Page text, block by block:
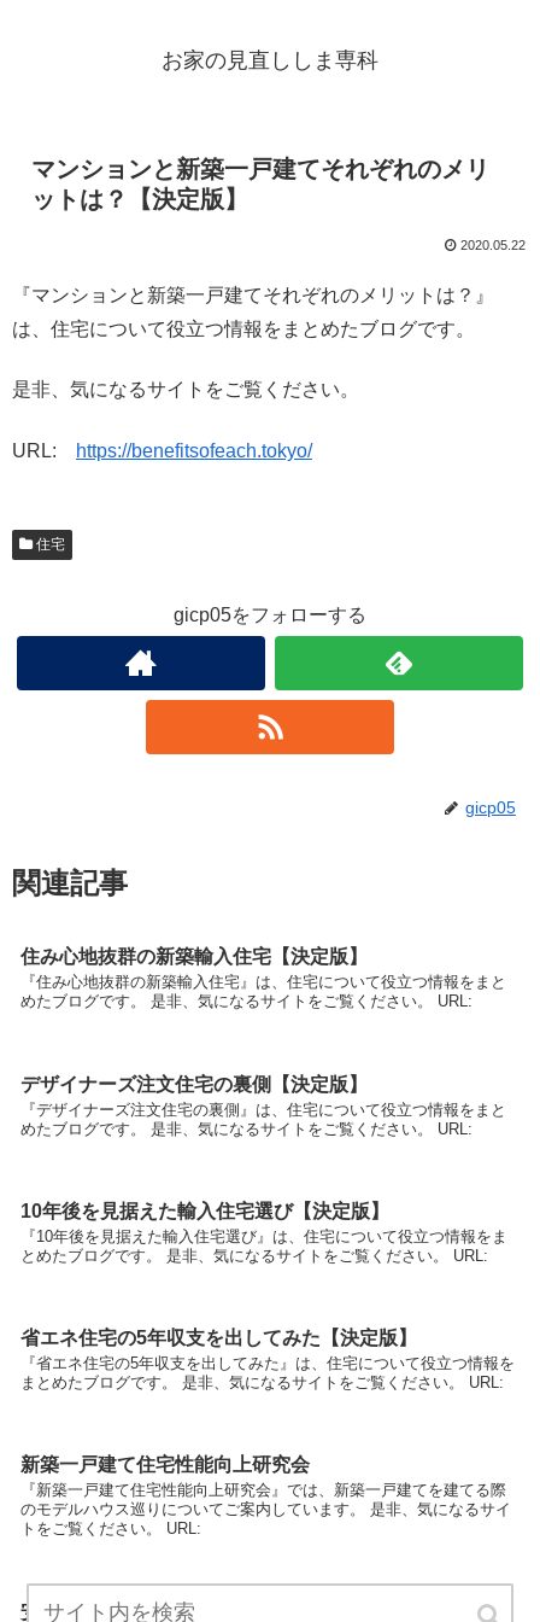
お家の見直ししま専科
マンションと新築一戸建てそれぞれのメリ
ットは？【決定版】
2020.05.22
『マンションと新築一戸建てそれぞれのメリットは？』
は、住宅について役立つ情報をまとめたブログです。
是非、気になるサイトをご覧ください。
URL: https://benefitsofeach.tokyo/
住宅
gicp05をフォローする
gicp05
関連記事
住み心地抜群の新築輸入住宅【決定版】
『住み心地抜群の新築輸入住宅』は、住宅について役立つ情報をまと
めたブログです。 是非、気になるサイトをご覧ください。 URL:
デザイナーズ注文住宅の裏側【決定版】
『デザイナーズ注文住宅の裏側』は、住宅について役立つ情報をまと
めたブログです。 是非、気になるサイトをご覧ください。 URL:
10年後を見据えた輸入住宅選び【決定版】
『10年後を見据えた輸入住宅選び』は、住宅について役立つ情報をま
とめたブログです。 是非、気になるサイトをご覧ください。 URL:
省エネ住宅の5年収支を出してみた【決定版】
『省エネ住宅の5年収支を出してみた』は、住宅について役立つ情報を
まとめたブログです。 是非、気になるサイトをご覧ください。 URL:
新築一戸建て住宅性能向上研究会
『新築一戸建て住宅性能向上研究会』では、新築一戸建てを建てる際
のモデルハウス巡りについてご案内しています。 是非、気になるサイ
トをご覧ください。 URL:
安くて新築同様のリフォーム情報【決定版】